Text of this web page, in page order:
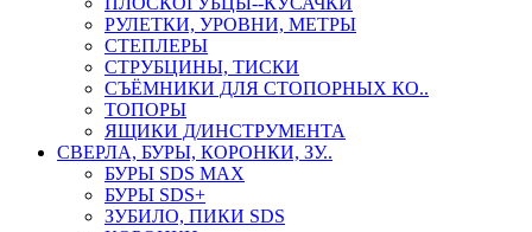
РУЛЕТКИ, УРОВНИ, МЕТРЫ
СТЕПЛЕРЫ
СТРУБЦИНЫ, ТИСКИ
СЪЁМНИКИ ДЛЯ СТОПОРНЫХ КО..
ТОПОРЫ
ЯЩИКИ Д/ИНСТРУМЕНТА
СВЕРЛА, БУРЫ, КОРОНКИ, ЗУ..
БУРЫ SDS MAX
БУРЫ SDS+
ЗУБИЛО, ПИКИ SDS